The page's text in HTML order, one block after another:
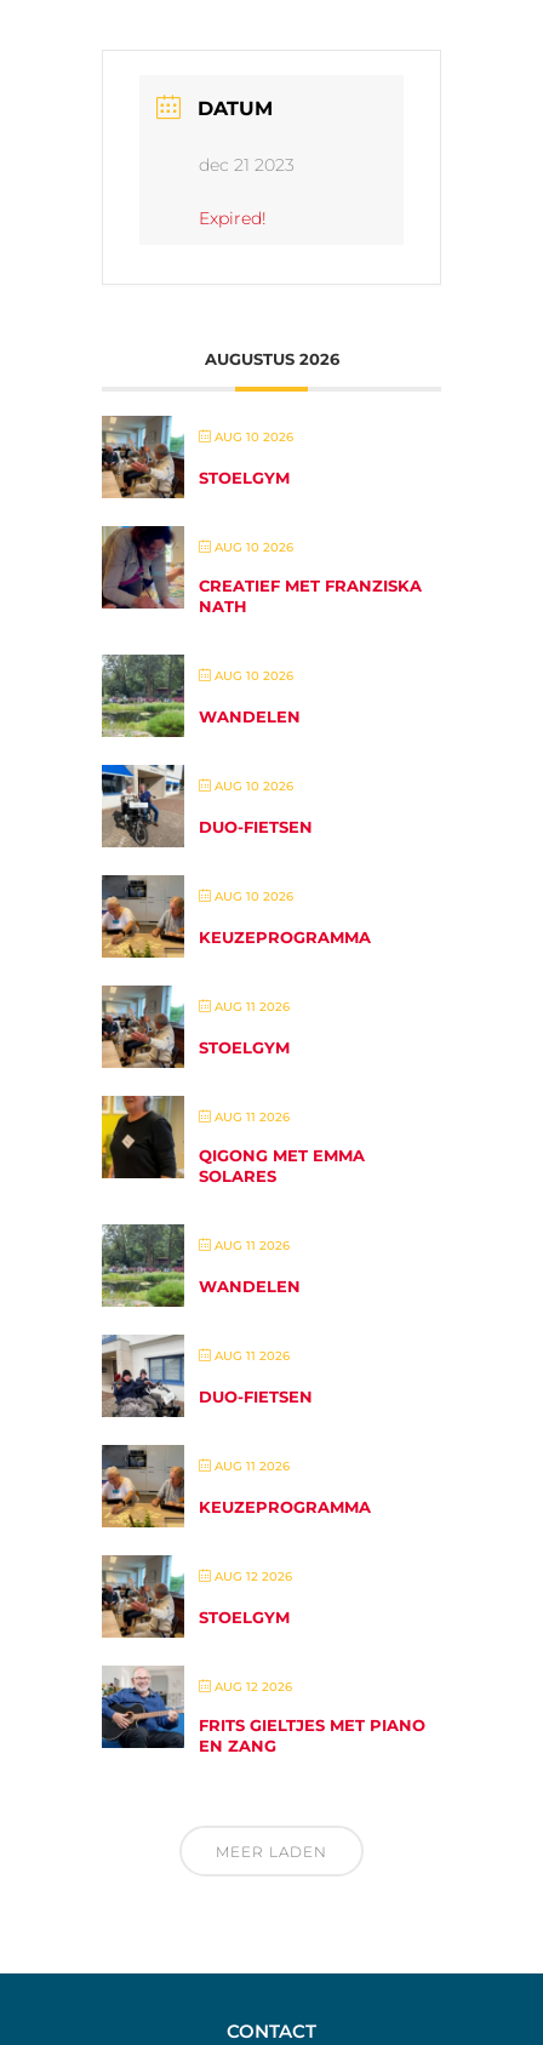
DATUM
dec 21 2023
Expired!
AUGUSTUS 2026
AUG 10 2026
STOELGYM
AUG 10 2026
CREATIEF MET FRANZISKA
NATH
AUG 10 2026
WANDELEN
AUG 10 2026
DUO-FIETSEN
AUG 10 2026
KEUZEPROGRAMMA
AUG 11 2026
STOELGYM
AUG 11 2026
QIGONG MET EMMA
SOLARES
AUG 11 2026
WANDELEN
AUG 11 2026
DUO-FIETSEN
AUG 11 2026
KEUZEPROGRAMMA
AUG 12 2026
STOELGYM
AUG 12 2026
FRITS GIELTJES MET PIANO
EN ZANG
MEER LADEN
CONTACT